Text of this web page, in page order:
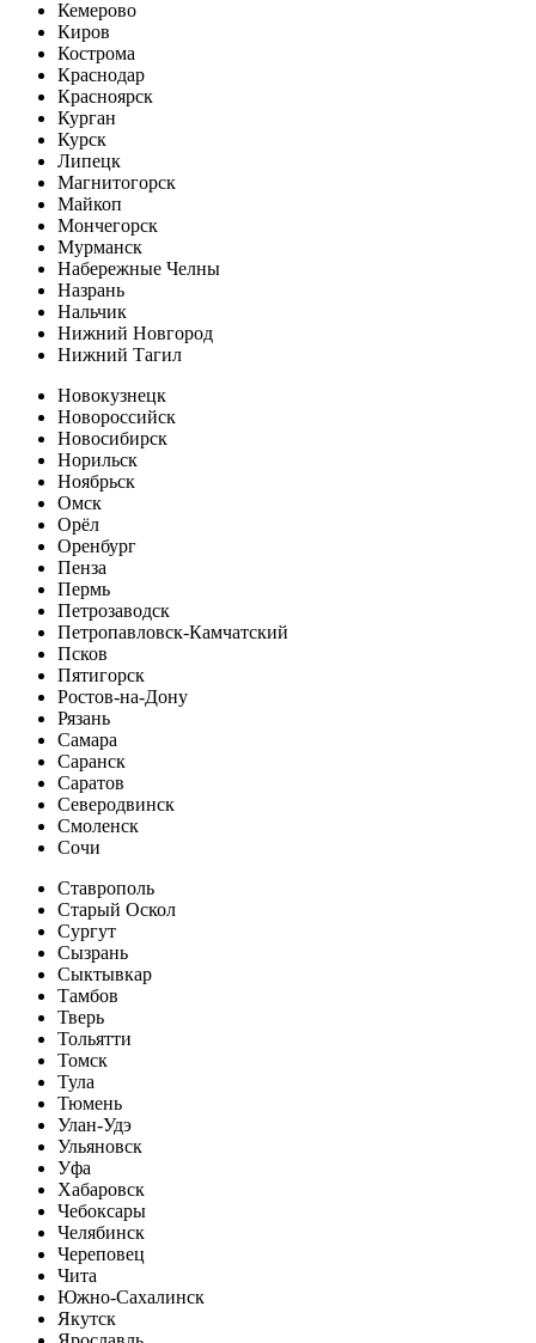
Кемерово
Киров
Кострома
Краснодар
Красноярск
Курган
Курск
Липецк
Магнитогорск
Майкоп
Мончегорск
Мурманск
Набережные Челны
Назрань
Нальчик
Нижний Новгород
Нижний Тагил
Новокузнецк
Новороссийск
Новосибирск
Норильск
Ноябрьск
Омск
Орёл
Оренбург
Пенза
Пермь
Петрозаводск
Петропавловск-Камчатский
Псков
Пятигорск
Ростов-на-Дону
Рязань
Самара
Саранск
Саратов
Северодвинск
Смоленск
Сочи
Ставрополь
Старый Оскол
Сургут
Сызрань
Сыктывкар
Тамбов
Тверь
Тольятти
Томск
Тула
Тюмень
Улан-Удэ
Ульяновск
Уфа
Хабаровск
Чебоксары
Челябинск
Череповец
Чита
Южно-Сахалинск
Якутск